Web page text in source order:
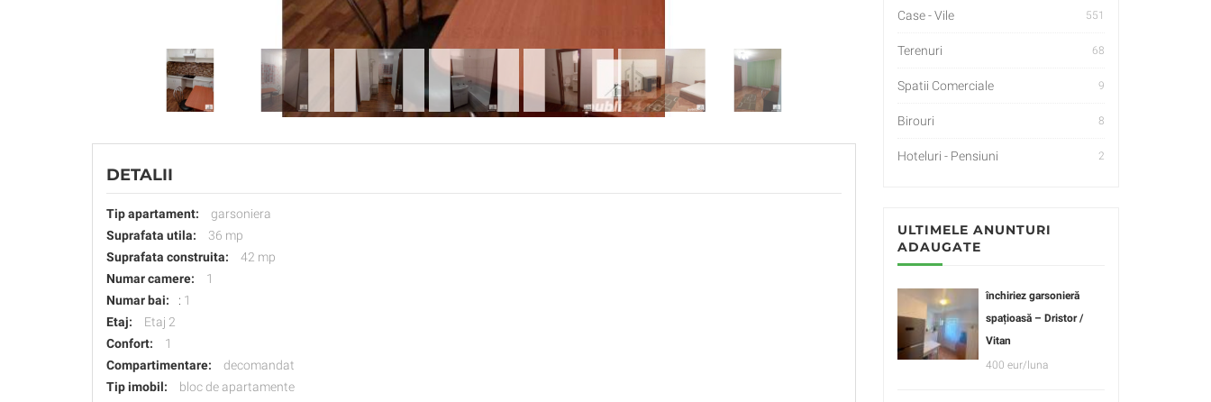
DETALII
Tip apartament:
garsoniera
Suprafata utila:
36 mp
Suprafata construita:
42 mp
Numar camere:
1
Numar bai:
: 1
Etaj:
Etaj 2
Confort:
1
Compartimentare:
decomandat
Tip imobil:
bloc de apartamente
Case - Vile 551
Terenuri 68
Spatii Comerciale 9
Birouri 8
Hoteluri - Pensiuni 2
ULTIMELE ANUNTURI
ADAUGATE
închiriez garsonieră
spațioasă – Dristor /
Vitan
400 eur/luna